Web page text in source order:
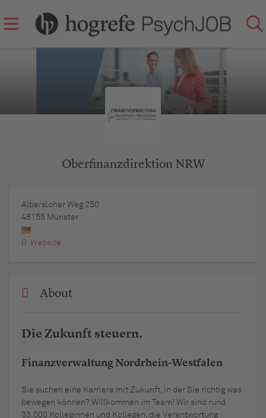
Oberfinanzdirektion NRW
Albersloher Weg 250
48155 Münster
Website
About
Die Zukunft steuern.
Finanzverwaltung Nordrhein-Westfalen
Sie suchen eine Karriere mit Zukunft, in der Sie richtig was
bewegen können? Willkommen im Team! Wir sind rund
33.000 Kolleginnen und Kollegen, die Verantwortung